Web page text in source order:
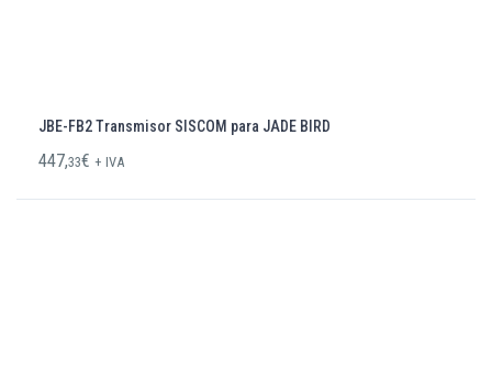
JBE-FB2 Transmisor SISCOM para JADE BIRD
447,33€ + IVA